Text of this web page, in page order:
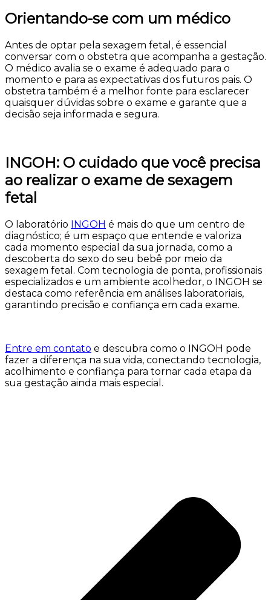
Orientando-se com um médico
Antes de optar pela sexagem fetal, é essencial
conversar com o obstetra que acompanha a gestação.
O médico avalia se o exame é adequado para o
momento e para as expectativas dos futuros pais. O
obstetra também é a melhor fonte para esclarecer
quaisquer dúvidas sobre o exame e garante que a
decisão seja informada e segura.
INGOH: O cuidado que você precisa
ao realizar o exame de sexagem
fetal
O laboratório INGOH é mais do que um centro de
diagnóstico; é um espaço que entende e valoriza
cada momento especial da sua jornada, como a
descoberta do sexo do seu bebê por meio da
sexagem fetal. Com tecnologia de ponta, profissionais
especializados e um ambiente acolhedor, o INGOH se
destaca como referência em análises laboratoriais,
garantindo precisão e confiança em cada exame.
Entre em contato e descubra como o INGOH pode
fazer a diferença na sua vida, conectando tecnologia,
acolhimento e confiança para tornar cada etapa da
sua gestação ainda mais especial.